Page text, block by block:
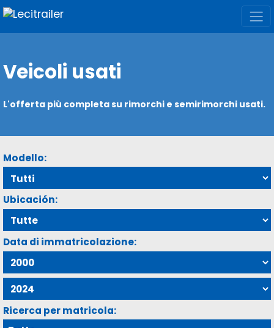
Veicoli usati
L'offerta più completa su rimorchi e semirimorchi usati.
Modello:
Ubicación:
Data di immatricolazione:
Ricerca per matricola: